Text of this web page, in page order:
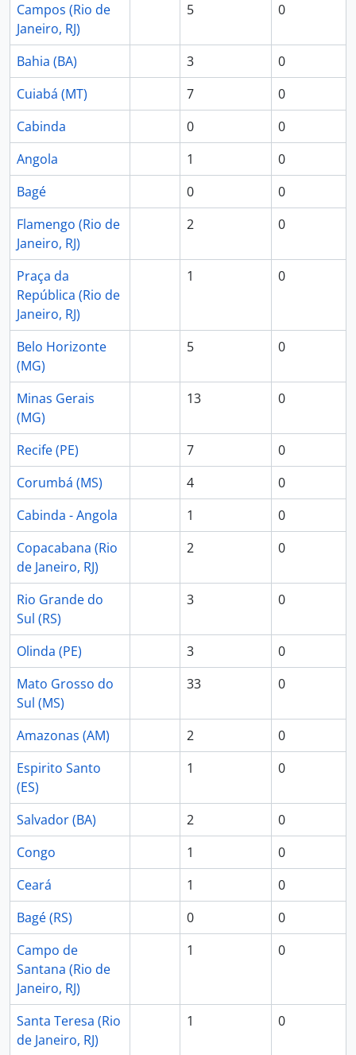
Campos (Rio de
Janeiro, RJ)
5 0
Bahia (BA) 3
0
Cuiabá (MT)
7
0
Cabinda
0
0
Angola
1
0
Bagé
0
0
Flamengo (Rio de
Janeiro, RJ)
2 0
Praça da
República (Rio de
Janeiro, RJ)
1 0
Belo Horizonte
(MG)
5 0
Minas Gerais
(MG)
13 0
Recife (PE) 7
0
Corumbá (MS)
4
0
Cabinda - Angola
1
0
Copacabana (Rio
de Janeiro, RJ)
2 0
Rio Grande do
Sul (RS)
3 0
Olinda (PE) 3
0
Mato Grosso do
Sul (MS)
33 0
Amazonas (AM) 2
0
Espirito Santo
(ES)
1 0
Salvador (BA) 2
0
Congo
1
0
Ceará
1
0
Bagé (RS)
0
0
Campo de
Santana (Rio de
Janeiro, RJ)
1 0
Santa Teresa (Rio
de Janeiro, RJ)
1 0